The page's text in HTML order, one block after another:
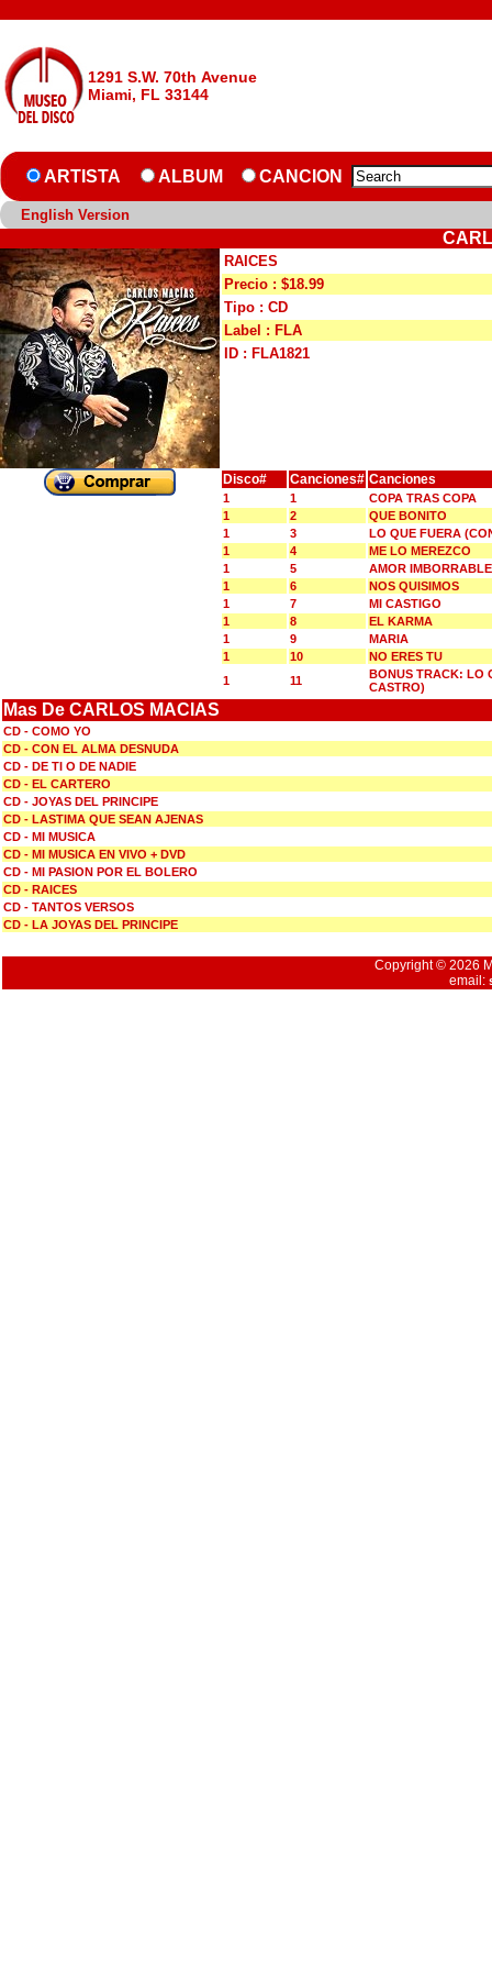
1291 S.W. 70th Avenue
Miami, FL 33144
ARTISTA ALBUM CANCION
English Version
RAICES
Precio : $18.99
Tipo : CD
Label : FLA
ID : FLA1821
Disco# Canciones# Canciones
1 1
COPA TRAS COPA
1
2
QUE BONITO
1
3
LO QUE FUERA
1
4
ME LO MEREZCO
1
5
AMOR IMBORRABLE
1
6
NOS QUISIMOS
1
7
MI CASTIGO
1
8
EL KARMA
1
9
MARIA
1
10
NO ERES TU
1
11
BONUS TRACK: LO
CASTRO)
Mas De CARLOS MACIAS
CD - COMO YO
CD - CON EL ALMA DESNUDA
CD - DE TI O DE NADIE
CD - EL CARTERO
CD - JOYAS DEL PRINCIPE
CD - LASTIMA QUE SEAN AJENAS
CD - MI MUSICA
CD - MI MUSICA EN VIVO + DVD
CD - MI PASION POR EL BOLERO
CD - RAICES
CD - TANTOS VERSOS
CD - LA JOYAS DEL PRINCIPE
Copyright © 2026
email: